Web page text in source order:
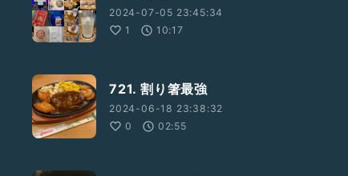
2024-07-05 23:45:34
1
10:17
721. 割り箸最強
2024-06-18 23:38:32
0
02:55